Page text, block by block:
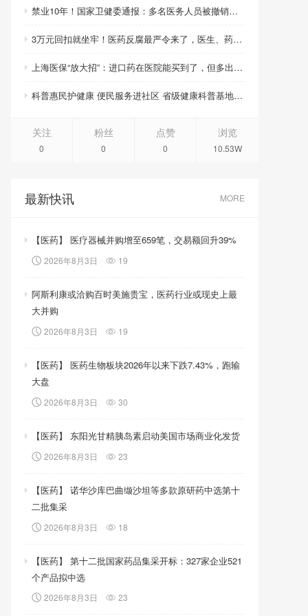
禁业10年！国家卫健委通报：多名医务人员被撤销职称职务、取消晋升资格
3万元回扣就坐牢！医药反腐最严令来了，医生、药企、医药代表将无一幸免
上海医保“放大招”：进口药在医院能买到了，但多出的钱你得自己掏！
科普惠民护健康 便民服务进社区 省级健康科普基地活动周启幕
关注
0
粉丝
0
点赞
0
浏览
10.53W
最新快讯 MORE
【医药】 医疗器械并购增至659笔，交易额回升39%
2026年8月3日 19
阿斯利康或洽购百时美施贵宝，医药行业或现史上最
大并购
2026年8月3日 19
【医药】 医药生物板块2026年以来下跌7.43%，跑输
大盘
2026年8月3日 30
【医药】 东阳光甘精胰岛素启动美国市场商业化发货
2026年8月3日 23
【医药】 诺华沙库巴曲缬沙坦等多款原研药中选第十
二批集采
2026年8月3日 18
【医药】 第十二批国家药品集采开标：327家企业521
个产品拟中选
2026年8月3日 23